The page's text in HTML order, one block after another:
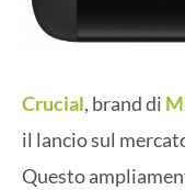
Crucial, brand di
il lancio sul
Questo